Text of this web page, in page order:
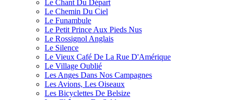
Le Chant Du Départ
Le Chemin Du Ciel
Le Funambule
Le Petit Prince Aux Pieds Nus
Le Rossignol Anglais
Le Silence
Le Vieux Café De La Rue D'Amérique
Le Village Oublié
Les Anges Dans Nos Campagnes
Les Avions, Les Oiseaux
Les Bicyclettes De Belsize